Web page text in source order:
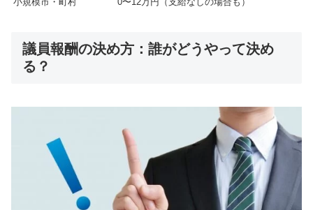
議員報酬の決め方：誰がどうやって決め
る？